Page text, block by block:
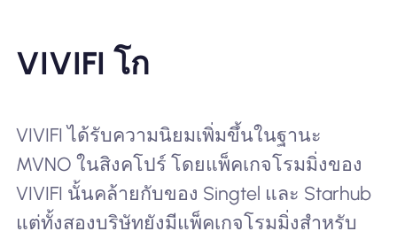
VIVIFI โก
VIVIFI ได้รับความนิยมเพิ่มขึ้นในฐานะ
MVNO ในสิงคโปร์ โดยแพ็คเกจโรมมิ่งของ
VIVIFI นั้นคล้ายกับของ Singtel และ Starhub
แต่ทั้งสองบริษัทยังมีแพ็คเกจโรมมิ่งสำหรับ